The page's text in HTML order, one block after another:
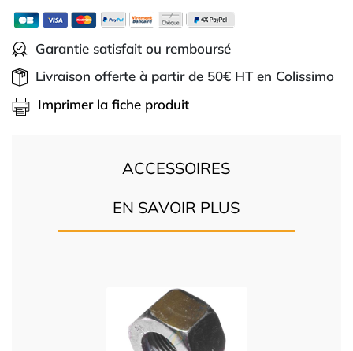
Garantie satisfait ou remboursé
Livraison offerte à partir de 50€ HT en Colissimo
Imprimer la fiche produit
ACCESSOIRES
EN SAVOIR PLUS